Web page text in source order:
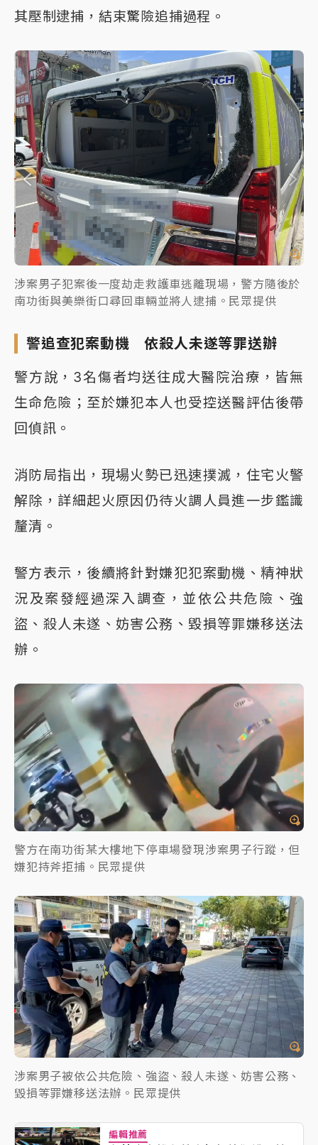
其壓制逮捕，結束驚險追捕過程。
涉案男子犯案後一度劫走救護車逃離現場，警方隨後於
南功街與美樂街口尋回車輛並將人逮捕。民眾提供
警追查犯案動機 依殺人未遂等罪送辦
警方說，3名傷者均送往成大醫院治療，皆無
生命危險；至於嫌犯本人也受控送醫評估後帶
回偵訊。
消防局指出，現場火勢已迅速撲滅，住宅火警
解除，詳細起火原因仍待火調人員進一步鑑識
釐清。
警方表示，後續將針對嫌犯犯案動機、精神狀
況及案發經過深入調查，並依公共危險、強
盜、殺人未遂、妨害公務、毀損等罪嫌移送法
辦。
警方在南功街某大樓地下停車場發現涉案男子行蹤，但
嫌犯持斧拒捕。民眾提供
涉案男子被依公共危險、強盜、殺人未遂、妨害公務、
毀損等罪嫌移送法辦。民眾提供
編輯推薦